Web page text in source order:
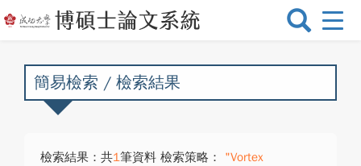
選
換
簡易檢索 / 檢索結果
檢索結果：共1筆資料 檢索策略：
"Vortex